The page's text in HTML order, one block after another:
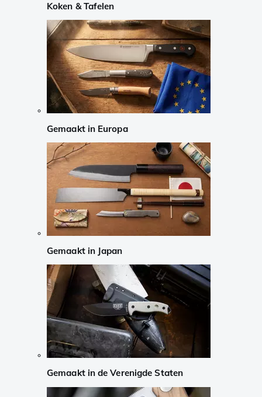
Koken & Tafelen
Gemaakt in Europa
Gemaakt in Japan
Gemaakt in de Verenigde Staten